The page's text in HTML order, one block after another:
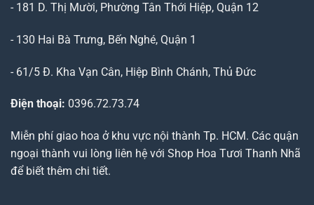
- 181 D. Thị Mười, Phường Tân Thới Hiệp, Quận 12
- 130 Hai Bà Trưng, Bến Nghé, Quận 1
- 61/5 Đ. Kha Vạn Cân, Hiệp Bình Chánh, Thủ Đức
Điện thoại: 0396.72.73.74
Miễn phí giao hoa ở khu vực nội thành Tp. HCM. Các quận
ngoại thành vui lòng liên hệ với Shop Hoa Tươi Thanh Nhã
để biết thêm chi tiết.